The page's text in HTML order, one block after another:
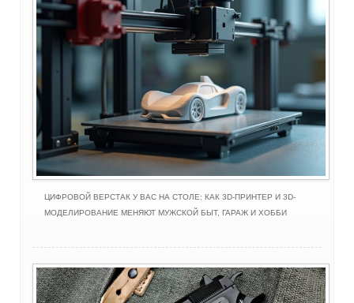
ЦИФРОВОЙ ВЕРСТАК У ВАС НА СТОЛЕ: КАК 3D-ПРИНТЕР И 3D-
МОДЕЛИРОВАНИЕ МЕНЯЮТ МУЖСКОЙ БЫТ, ГАРАЖ И ХОББИ